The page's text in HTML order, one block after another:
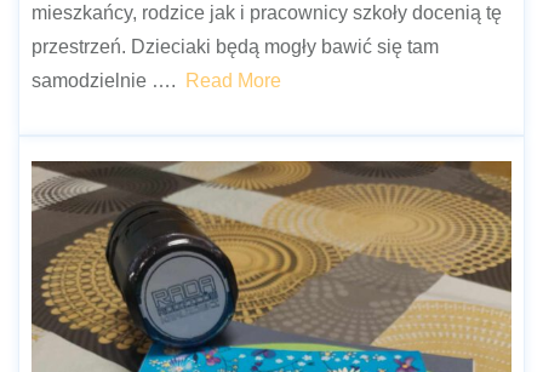
mieszkańcy, rodzice jak i pracownicy szkoły docenią tę
przestrzeń. Dzieciaki będą mogły bawić się tam
samodzielnie ….
Read More